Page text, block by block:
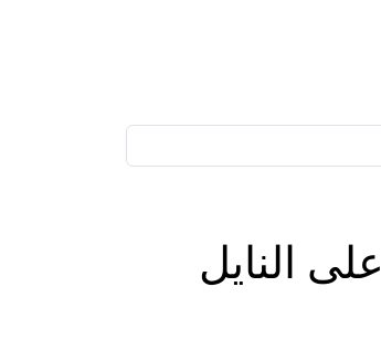
آخر تحديث.. تردد قناة ام بي سي 2 MBC الجديد 2025 على النايل